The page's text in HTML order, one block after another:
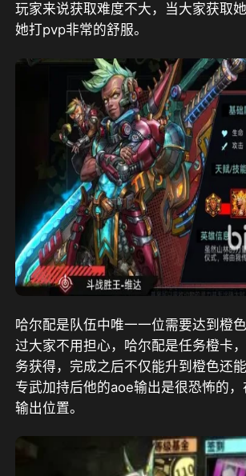
玩家来说获取难度不大，当大家获取
她打pvp非常的舒服。
哈尔配是队伍中唯一一位需要达到橙
过大家不用担心，哈尔配是任务橙卡
务获得，完成之后不仅能升到橙色还
专武加持后他的aoe输出是很恐怖的
输出位置。